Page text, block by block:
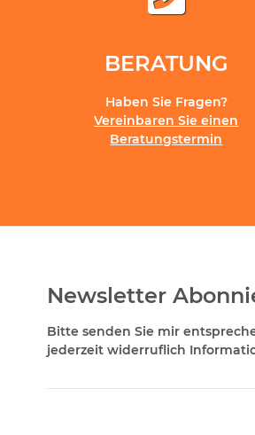
BERATUNG
Haben Sie Fragen?
Vereinbaren Sie einen
Beratungstermin
Newsletter
Bitte senden Sie mir
jederzeit widerruflich